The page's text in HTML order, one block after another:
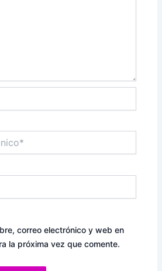
correo electrónico y web en
la próxima vez que comente.